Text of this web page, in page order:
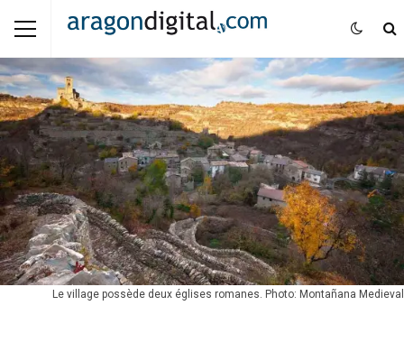
Le village possède deux églises romanes. Photo: Montañana Medieval